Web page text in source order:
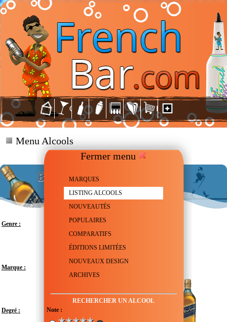
Fermer menu
MARQUES
LISTING ALCOOLS
NOUVEAUTÉS
POPULAIRES
COMPARATIFS
ÉDITIONS LIMITÉES
NOUVEAUX DESIGN
ARCHIVES
RECHERCHER UN ALCOOL
Note :
Menu Alcools
Genre : Scotch Whisky - Blue Label
Marque :
Degré :